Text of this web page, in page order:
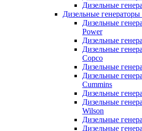
Дизельные
Дизельные
Дизельные
Power
Дизельные
Дизельные
Copco
Дизельные
Дизельные
Cummins
Дизельные
Дизельные
Wilson
Дизельные
Дизельные